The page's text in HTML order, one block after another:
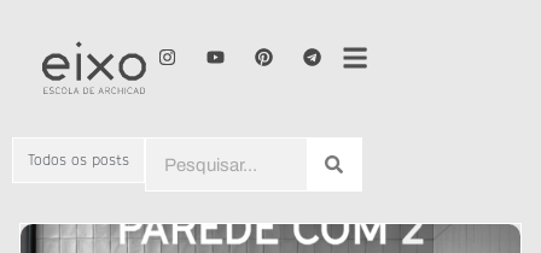
Todos os posts